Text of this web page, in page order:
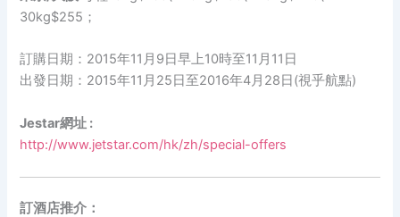
30kg$255；
訂購日期：2015年11月9日早上10時至11月11日
出發日期：2015年11月25日至2016年4月28日(視乎航點)
Jestar網址 :
http://www.jetstar.com/hk/zh/special-offers
訂酒店推介：